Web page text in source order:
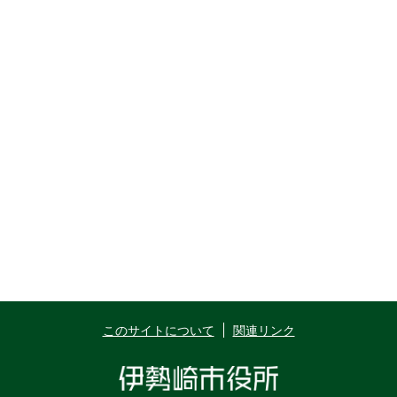
このサイトについて 関連リンク